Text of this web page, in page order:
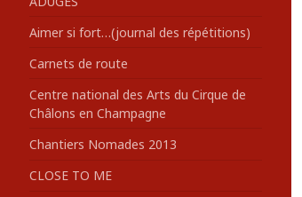
:Aimer si fort…(journal des répétitions)
Carnets de route
Centre national des Arts du Cirque de
Châlons en Champagne
Chantiers Nomades 2013
CLOSE TO ME